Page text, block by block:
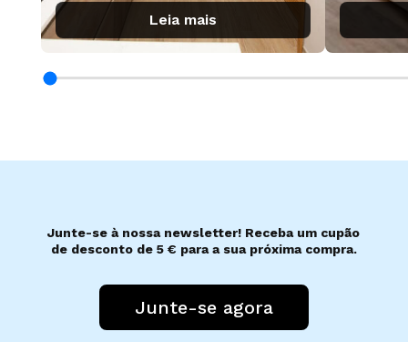
Leia mais
Junte-se à nossa newsletter! Receba um cupão
de desconto de 5 € para a sua próxima compra.
Junte-se agora